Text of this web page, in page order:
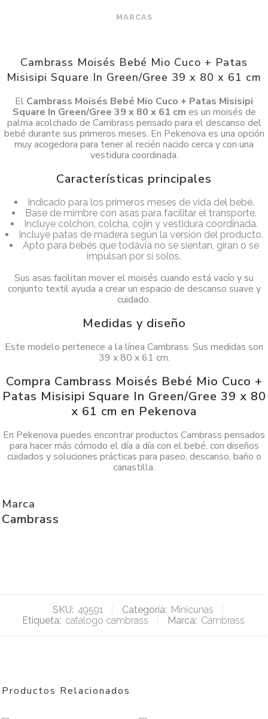
MARCAS
Cambrass Moisés Bebé Mio Cuco + Patas
Misisipi Square In Green/Gree 39 x 80 x 61 cm
El Cambrass Moisés Bebé Mio Cuco + Patas Misisipi
Square In Green/Gree 39 x 80 x 61 cm es un moisés de
palma acolchado de Cambrass pensado para el descanso del
bebé durante sus primeros meses. En Pekenova es una opción
muy acogedora para tener al recién nacido cerca y con una
vestidura coordinada.
Características principales
Indicado para los primeros meses de vida del bebé.
Base de mimbre con asas para facilitar el transporte.
Incluye colchón, colcha, cojín y vestidura coordinada.
Incluye patas de madera según la versión del producto.
Apto para bebés que todavía no se sientan, giran o se
impulsan por sí solos.
Sus asas facilitan mover el moisés cuando está vacío y su
conjunto textil ayuda a crear un espacio de descanso suave y
cuidado.
Medidas y diseño
Este modelo pertenece a la línea Cambrass. Sus medidas son
39 x 80 x 61 cm.
Compra Cambrass Moisés Bebé Mio Cuco +
Patas Misisipi Square In Green/Gree 39 x 80
x 61 cm en Pekenova
En Pekenova puedes encontrar productos Cambrass pensados
para hacer más cómodo el día a día con el bebé, con diseños
cuidados y soluciones prácticas para paseo, descanso, baño o
canastilla.
Marca
Cambrass
SKU: 49591 Categoría: Minicunas
Etiqueta: catalogo cambrass Marca: Cambrass
Productos Relacionados